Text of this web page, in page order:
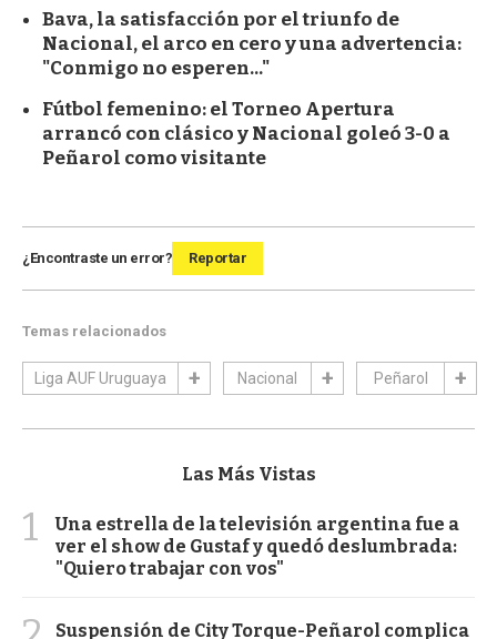
Bava, la satisfacción por el triunfo de
Nacional, el arco en cero y una advertencia:
"Conmigo no esperen..."
Fútbol femenino: el Torneo Apertura
arrancó con clásico y Nacional goleó 3-0 a
Peñarol como visitante
¿Encontraste un error? Reportar
Temas relacionados
Liga AUF Uruguaya Nacional Peñarol
Las Más Vistas
1
Una estrella de la televisión argentina fue a
ver el show de Gustaf y quedó deslumbrada:
"Quiero trabajar con vos"
Suspensión de City Torque-Peñarol complica